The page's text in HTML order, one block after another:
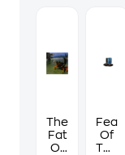
The
Fat
Of
Fear
Of
The